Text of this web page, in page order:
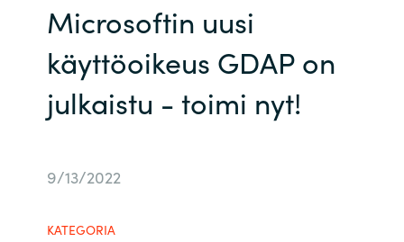
Global site
Africa
Australia
Ajankohtaista
Tietoa meistä
Microsoftin uusi
käyttöoikeus GDAP on
julkaistu - toimi nyt!
9/13/2022
KATEGORIA